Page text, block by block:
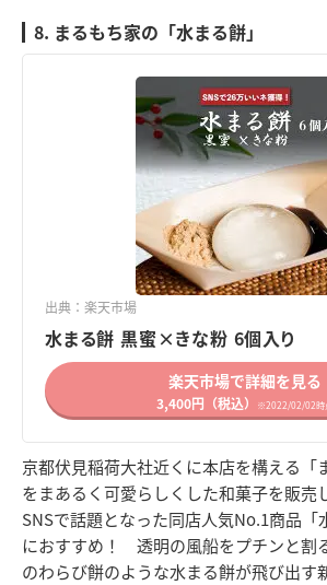
8. まるもち家の「水まる餅」
出典：楽天市場
水まる餅 黒蜜×きな粉 6個入り
楽天市場で詳細を見る
3,400円（税込） ※2022/02/02時
京都伏見稲荷大社近くに本店を構える「
をまあるく可愛らしくした和菓子を販売
SNSで話題となった同店人気No.1商品「
におすすめ！ 透明の風船をプチンと割
のわらび餅のような水まる餅が飛び出す